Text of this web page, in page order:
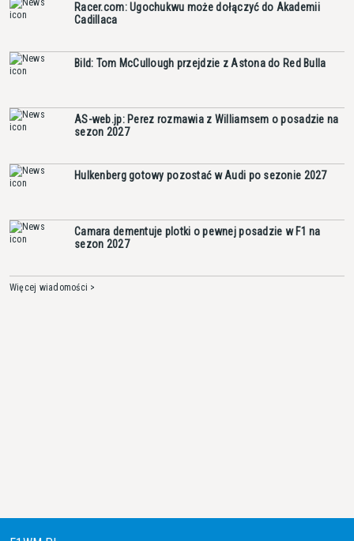
Racer.com: Ugochukwu może dołączyć do Akademii
Cadillaca
Bild: Tom McCullough przejdzie z Astona do Red Bulla
AS-web.jp: Perez rozmawia z Williamsem o posadzie na
sezon 2027
Hulkenberg gotowy pozostać w Audi po sezonie 2027
Camara dementuje plotki o pewnej posadzie w F1 na
sezon 2027
Więcej wiadomości >